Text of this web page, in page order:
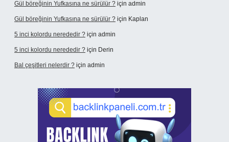
Gül böreğinin Yufkasına ne sürülür ? için admin
Gül böreğinin Yufkasına ne sürülür ? için Kaplan
5 inci kolordu nerededir ? için admin
5 inci kolordu nerededir ? için Derin
Bal çeşitleri nelerdir ? için admin